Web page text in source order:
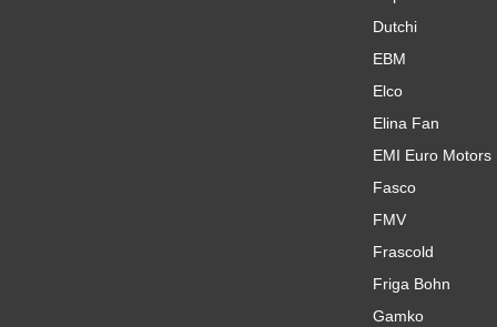
Dutchi
EBM
Elco
Elina Fan
EMI Euro Motors
Fasco
FMV
Frascold
Friga Bohn
Gamko